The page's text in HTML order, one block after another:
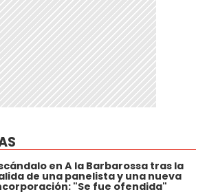
en A la Barbarossa tras la
de una panelista y una nueva
"Se fue ofendida"